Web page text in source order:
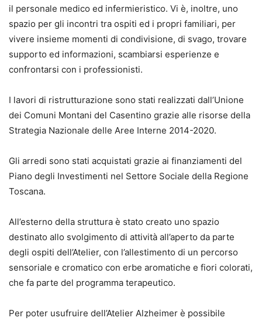
il personale medico ed infermieristico. Vi è, inoltre, uno
spazio per gli incontri tra ospiti ed i propri familiari, per
vivere insieme momenti di condivisione, di svago, trovare
supporto ed informazioni, scambiarsi esperienze e
confrontarsi con i professionisti.
I lavori di ristrutturazione sono stati realizzati dall’Unione
dei Comuni Montani del Casentino grazie alle risorse della
Strategia Nazionale delle Aree Interne 2014-2020.
Gli arredi sono stati acquistati grazie ai finanziamenti del
Piano degli Investimenti nel Settore Sociale della Regione
Toscana.
All’esterno della struttura è stato creato uno spazio
destinato allo svolgimento di attività all’aperto da parte
degli ospiti dell’Atelier, con l’allestimento di un percorso
sensoriale e cromatico con erbe aromatiche e fiori colorati,
che fa parte del programma terapeutico.
Per poter usufruire dell’Atelier Alzheimer è possibile